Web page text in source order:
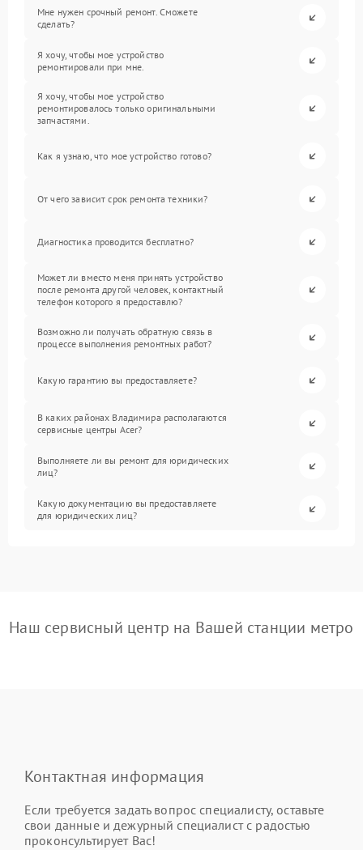
Мне нужен срочный ремонт. Сможете
сделать?
Я хочу, чтобы мое устройство
ремонтировали при мне.
Я хочу, чтобы мое устройство
ремонтировалось только оригинальными
запчастями.
Как я узнаю, что мое устройство готово?
От чего зависит срок ремонта техники?
Диагностика проводится бесплатно?
Может ли вместо меня принять устройство
после ремонта другой человек, контактный
телефон которого я предоставлю?
Возможно ли получать обратную связь в
процессе выполнения ремонтных работ?
Какую гарантию вы предоставляете?
В каких районах Владимира располагаются
сервисные центры Acer?
Выполняете ли вы ремонт для юридических
лиц?
Какую документацию вы предоставляете
для юридических лиц?
Наш сервисный центр на Вашей станции метро
Контактная информация
Если требуется задать вопрос специалисту, оставьте
свои данные и дежурный специалист с радостью
проконсультирует Вас!